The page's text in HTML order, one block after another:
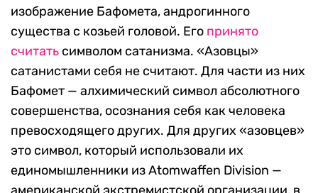
изображение Бафомета, андрогинного
существа с козьей головой. Его принято
считать символом сатанизма. «Азовцы»
сатанистами себя не считают. Для части из них
Бафомет — алхимический символ абсолютного
совершенства, осознания себя как человека
превосходящего других. Для других «азовцев»
это символ, который использовали их
единомышленники из Atomwaffen Division —